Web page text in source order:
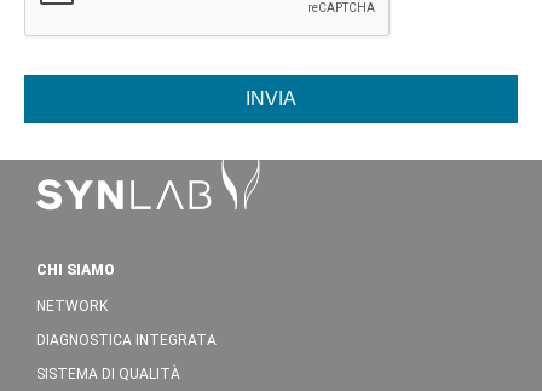
INVIA
CHI SIAMO
NETWORK
DIAGNOSTICA INTEGRATA
SISTEMA DI QUALITÀ